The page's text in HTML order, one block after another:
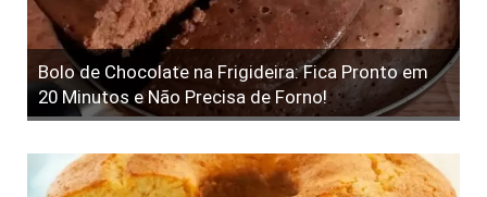
Bolo de Chocolate na Frigideira: Fica Pronto em
20 Minutos e Não Precisa de Forno!